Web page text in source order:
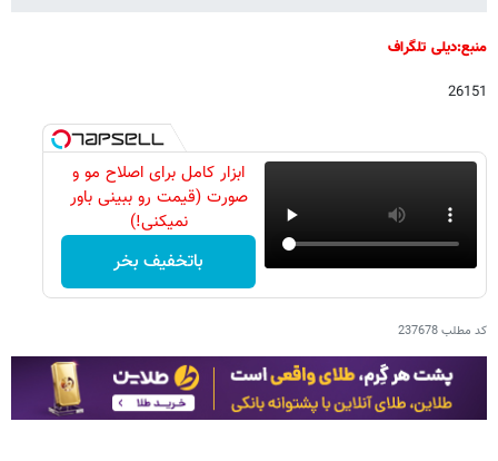
منبع:دیلی تلگراف
26151
ابزار کامل برای اصلاح مو و
صورت (قیمت رو ببینی باور
نمیکنی!)
باتخفیف بخر
کد مطلب237678